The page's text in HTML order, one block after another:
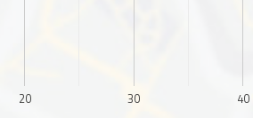
20 30 40